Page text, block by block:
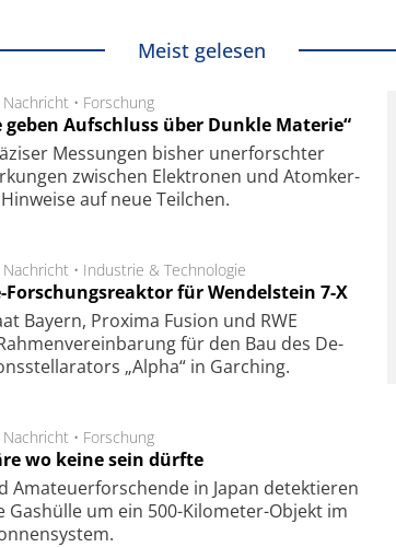
Meist gelesen
Nachricht • Forschung
geben Aufschluss über Dunkle Materie“
Mes­sung­en bis­her un­er­for­schter
zwi­schen Elek­tro­nen und Atom­ker­
auf neue Teil­chen.
Nachricht • Industrie & Technologie
Forschungsreaktor für Wendelstein 7-X
Bay­ern, Pro­xi­ma Fu­sion und RWE
für den Bau des De­
„Alpha“ in Gar­ching.
Nachricht • Forschung
wo keine sein dürfte
Ama­teuer­for­schen­de in Japan de­tek­tie­ren
Gas­hül­le um ein 500-Kilo­meter-Objekt im